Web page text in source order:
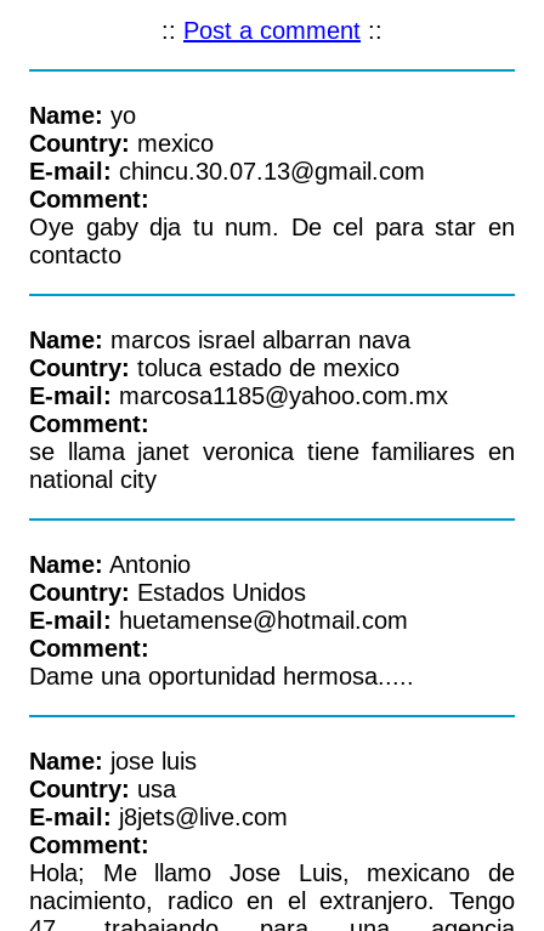
:: Post a comment ::
Name: yo
Country: mexico
E-mail: chincu.30.07.13@gmail.com
Comment:
Oye gaby dja tu num. De cel para star en
contacto
Name: marcos israel albarran nava
Country: toluca estado de mexico
E-mail: marcosa1185@yahoo.com.mx
Comment:
se llama janet veronica tiene familiares en
national city
Name: Antonio
Country: Estados Unidos
E-mail: huetamense@hotmail.com
Comment:
Dame una oportunidad hermosa.....
Name: jose luis
Country: usa
E-mail: j8jets@live.com
Comment:
Hola; Me llamo Jose Luis, mexicano de
nacimiento, radico en el extranjero. Tengo